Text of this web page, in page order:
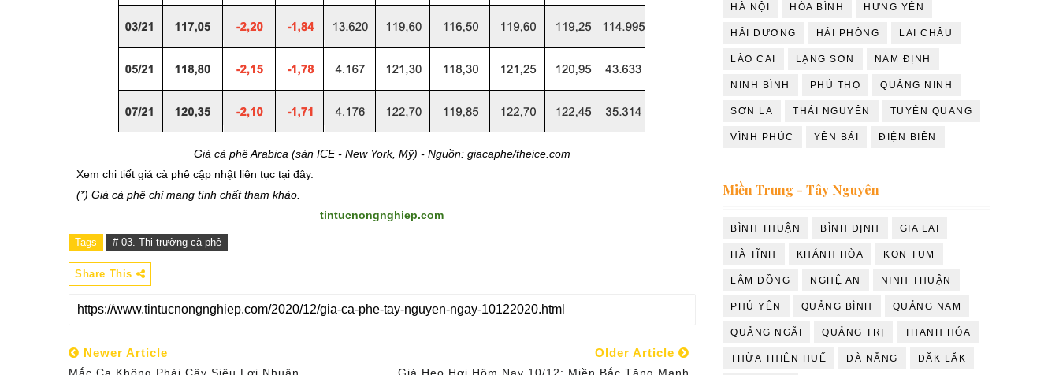
Giá cà phê Arabica (sàn ICE - New York, Mỹ) - Nguồn: giacaphe/theice.com
Xem chi tiết giá cà phê cập nhật liên tục tại đây.
(*) Giá cà phê chỉ mang tính chất tham khảo.
tintucnongnghiep.com
Tags # 03. Thị trường cà phê
Share This
Newer Article Older Article
HÀ NỘI HÒA BÌNH HƯNG YÊN
HẢI DƯƠNG HẢI PHÒNG LAI CHÂU
LÀO CAI LẠNG SƠN NAM ĐỊNH
NINH BÌNH PHÚ THỌ QUẢNG NINH
SƠN LA THÁI NGUYÊN TUYÊN QUANG
VĨNH PHÚC YÊN BÁI ĐIỆN BIÊN
Miền Trung - Tây Nguyên
BÌNH THUẬN BÌNH ĐỊNH GIA LAI
HÀ TĨNH KHÁNH HÒA KON TUM
LÂM ĐỒNG NGHỆ AN NINH THUẬN
PHÚ YÊN QUẢNG BÌNH QUẢNG NAM
QUẢNG NGÃI QUẢNG TRỊ THANH HÓA
THỪA THIÊN HUẾ ĐÀ NẴNG ĐĂK LĂK